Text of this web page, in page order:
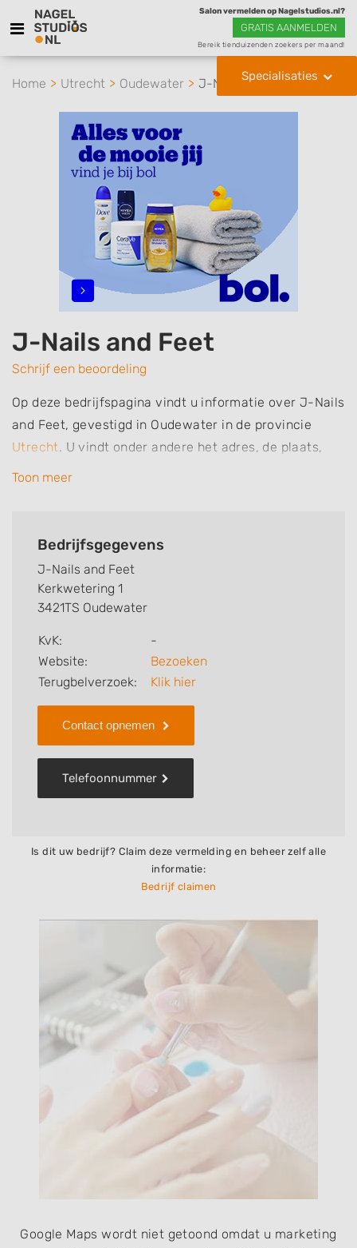
Salon vermelden op Nagelstudios.nl?
GRATIS AANMELDEN
Bereik tienduizenden zoekers per maand!
Specialisaties
Home Utrecht Oudewater J-Nails and Feet
J-Nails and Feet
Schrijf een beoordeling
Op deze bedrijfspagina vindt u informatie over J-Nails
and Feet, gevestigd in Oudewater in de provincie
Utrecht. U vindt onder andere het adres, de plaats,
het telefoonnummer en openingstijden. Daarnaast
welke behandelingen J-Nails and Feet voor u kan
achterlaten.
Zoekt u een andere nagelstudio? Zoek dan in
Oudewater
Toon meer
Bedrijfsgegevens
J-Nails and Feet
Kerkwetering 1
3421TS Oudewater
KvK:
-
Website:
Bezoeken
Terugbelverzoek:
Klik hier
Contact opnemen
Telefoonnummer
Is dit uw bedrijf? Claim deze vermelding en beheer zelf alle
informatie:
Bedrijf claimen
Google Maps wordt niet getoond omdat u marketing